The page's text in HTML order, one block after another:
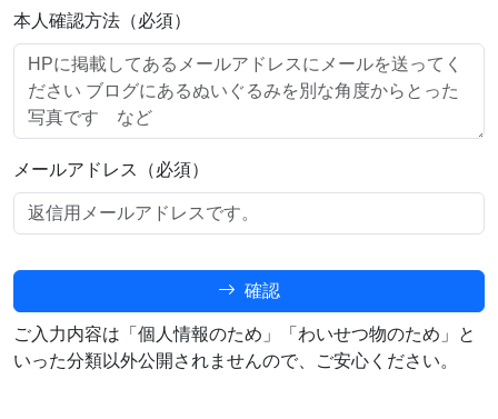
本人確認方法（必須）
メールアドレス（必須）
確認
ご入力内容は「個人情報のため」「わいせつ物のため」と
いった分類以外公開されませんので、ご安心ください。